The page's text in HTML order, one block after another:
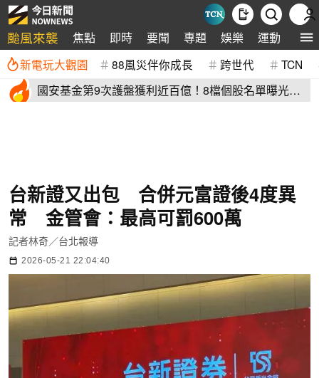
颱風來襲 焦點 即時 要聞 專題 娛樂 運動 全球
新電玩大觀園 88風災伴你成長 跨世代 TCN
國安基金第9次護盤獲利近百億！8檔個股名單曝光
台新證又出包 合併元富證後4度異
常 金管會：最高可罰600萬
記者林奇／台北報導
2026-05-21 22:04:40